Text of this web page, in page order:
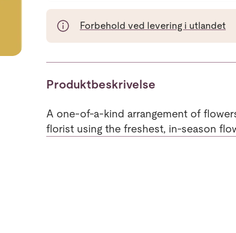
Forbehold ved levering i utlandet
Produktbeskrivelse
A one-of-a-kind arrangement of
florist using the freshest, in-season